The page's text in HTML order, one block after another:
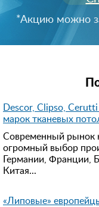
Descor, Clipso,
марок тканевых
Современный рынок
огромный выбор
Германии, Франции,
Китая...
«Липовые»